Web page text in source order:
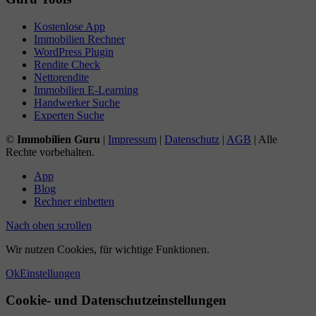
Kostenlose App
Immobilien Rechner
WordPress Plugin
Rendite Check
Nettorendite
Immobilien E-Learning
Handwerker Suche
Experten Suche
© Immobilien Guru | Impressum | Datenschutz | AGB | Alle
Rechte vorbehalten.
App
Blog
Rechner einbetten
Nach oben scrollen
Wir nutzen Cookies, für wichtige Funktionen.
OkEinstellungen
Cookie- und Datenschutzeinstellungen